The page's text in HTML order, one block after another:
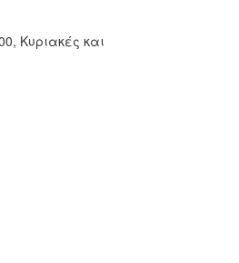
Κυριακές και